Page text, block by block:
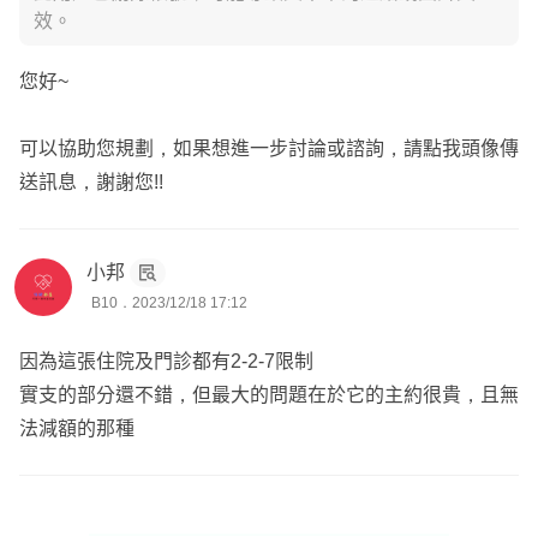
效。
您好~
可以協助您規劃，如果想進一步討論或諮詢，請點我頭像傳
送訊息，謝謝您!!
小邦
B10．2023/12/18 17:12
因為這張住院及門診都有2-2-7限制
實支的部分還不錯，但最大的問題在於它的主約很貴，且無
法減額的那種